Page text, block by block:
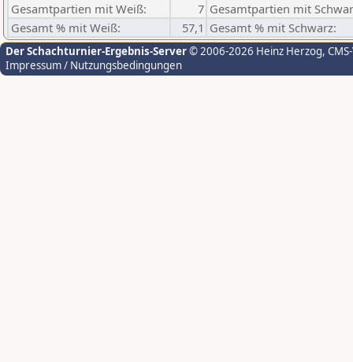
Gesamtpartien mit Weiß:
7 Gesamtpartien mit
Gesamt % mit Weiß:
57,1 Gesamt % mit Schwarz:
Der Schachturnier-Ergebnis-Server© 2006-2026 Heinz Herzog,
Impressum / Nutzungsbedingungen